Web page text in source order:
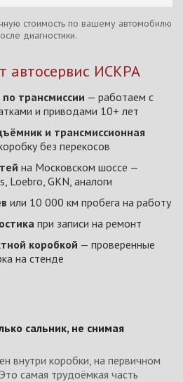
стоимость по вашему автомобилю
диагностики.
автосервис ИСКРА
трансмиссии — работаем с
и приводами 10+ лет
и трансмиссионная
без перекосов
на Московском шоссе —
Loebro, GKN, аналоги
или 10 000 км пробега на работу
при записи на ремонт
коробкой — проверенные
на стенде
сальник, не снимая
внутри коробки, на первичном
самая трудоёмкая часть